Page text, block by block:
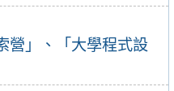
營」、「大學程式設